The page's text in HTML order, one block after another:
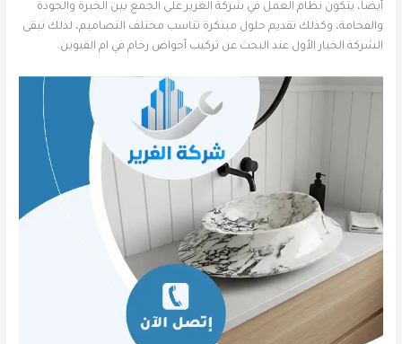
أيضاً، يتكون نظام العمل في شركة الغرير على الجمع بين الخبرة والجودة
والفخامة، وكذلك تقديم حلول مبتكرة تناسب مختلف التصاميم، لذلك تبقى
الشركة الخيار الأول عند البحث عن تركيب أحواض رخام في ام القيوين.